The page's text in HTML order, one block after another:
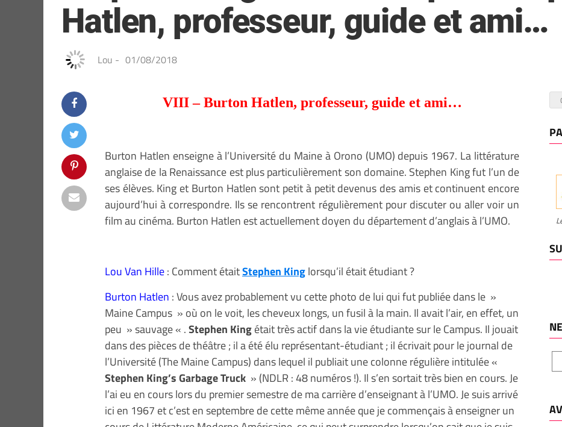
Hatlen, professeur, guide et ami…
Lou - 01/08/2018
VIII – Burton Hatlen, professeur, guide et ami…
Burton Hatlen enseigne à l’Université du Maine à Orono (UMO) depuis 1967. La littérature
anglaise de la Renaissance est plus particulièrement son domaine. Stephen King fut l’un de
ses élèves. King et Burton Hatlen sont petit à petit devenus des amis et continuent encore
aujourd’hui à correspondre. Ils se rencontrent régulièrement pour discuter ou aller voir un
film au cinéma. Burton Hatlen est actuellement doyen du département d’anglais à l’UMO.
Lou Van Hille: Comment étaitStephen Kinglorsqu’il était étudiant ?
Burton Hatlen : Vous avez probablement vu cette photo de lui qui fut publiée dans le »
Maine Campus » où on le voit, les cheveux longs, un fusil à la main. Il avait l’air, en effet, un
peu » sauvage « .Stephen Kingétait très actif dans la vie étudiante sur le Campus. Il jouait
dans des pièces de théâtre ; il a été élu représentant-étudiant ; il écrivait pour le journal de
l’Université (The Maine Campus) dans lequel il publiait une colonne régulière intitulée «
Stephen King’s Garbage Truck » (NDLR : 48 numéros !). Il s’en sortait très bien en cours. Je
l’ai eu en cours lors du premier semestre de ma carrière d’enseignant à l’UMO. Je suis arrivé
ici en 1967 et c’est en septembre de cette même année que je commençais à enseigner un